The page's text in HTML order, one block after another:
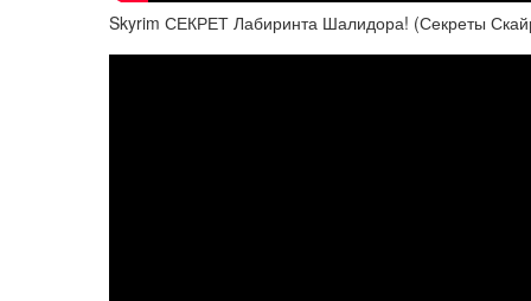
Skyrim СЕКРЕТ Лабиринта Шалидора! (Секреты